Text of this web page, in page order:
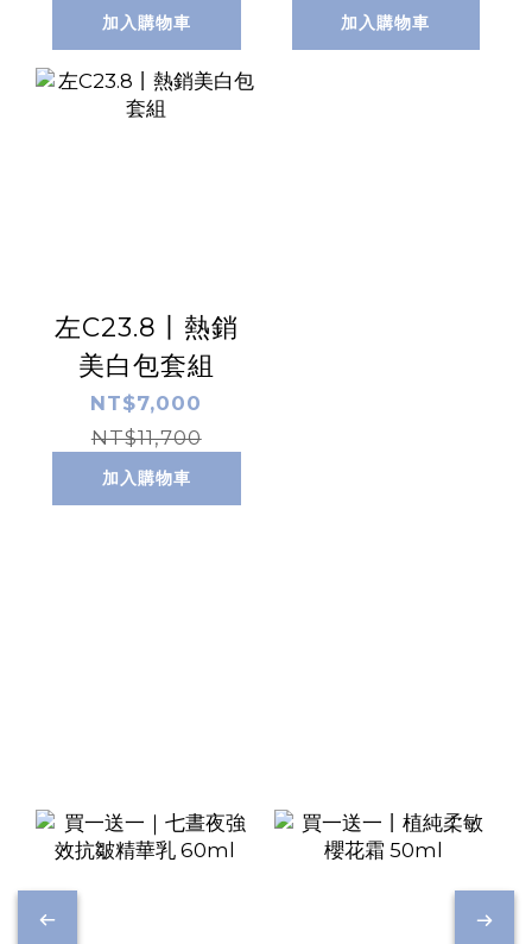
加入購物車 加入購物車
左C23.8丨熱銷
美白包套組
NT$7,000
NT$11,700
加入購物車